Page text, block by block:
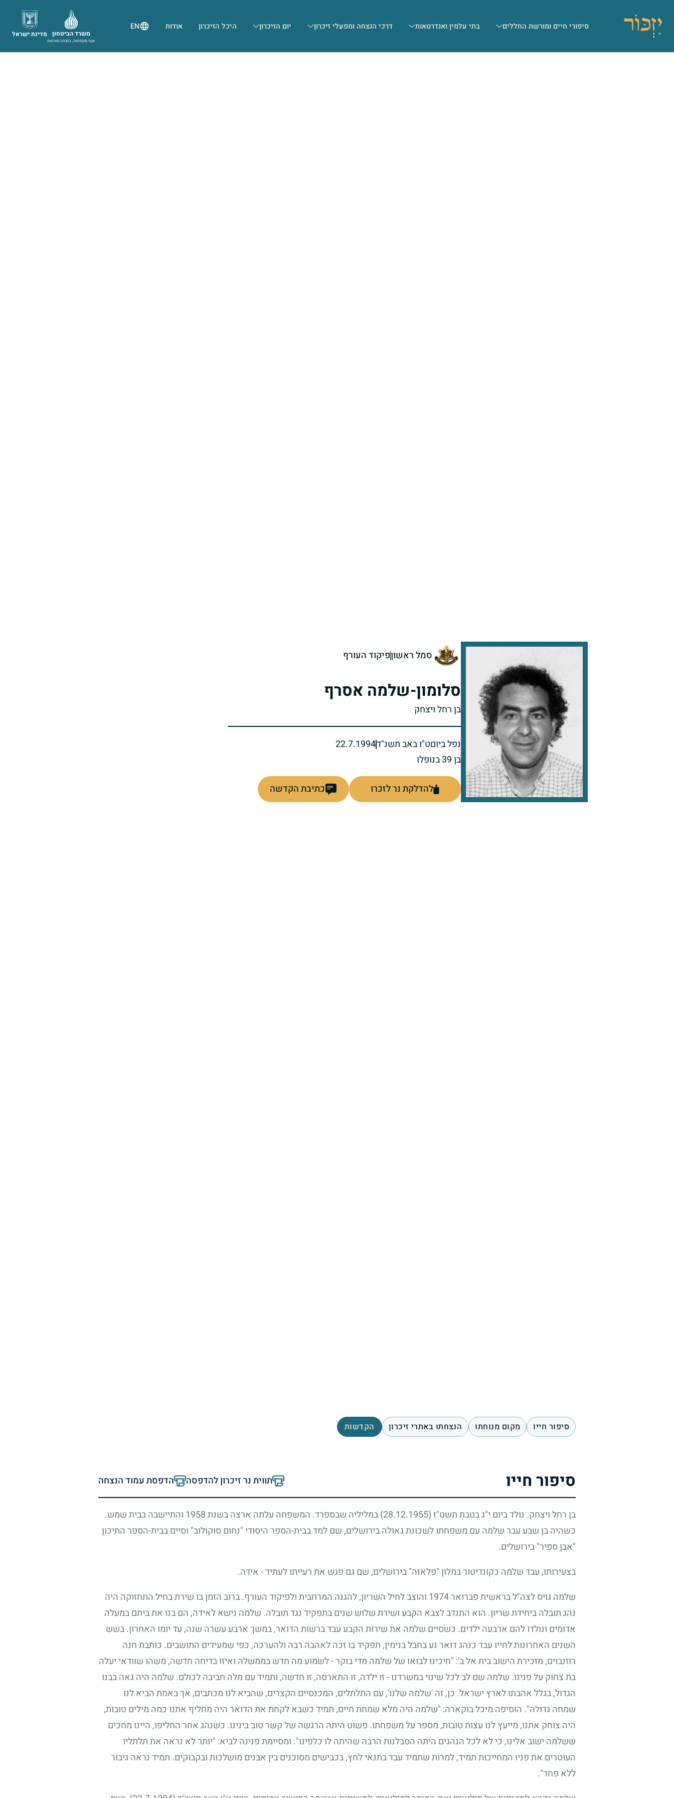
סיפורי חיים ומורשת החללים בתי עלמין ואנדרטאות דרכי הנצחה ומפעלי זיכרון יום הזיכרון היכל הזיכרון אודות EN
מדינת ישראל משרד הביטחון
אגף משפחות, הנצחה ומורשת
סמל ראשוןפיקוד העורף
סלומון-שלמה אסרף
בן רחל ויצחק
נפל ביוםט"ו באב תשנ"ד22.7.1994
בן 39 בנופלו
להדלקת נר לזכרו כתיבת הקדשה
סיפור חייו מקום מנוחתו הנצחתו באתרי זיכרון הקדשות
סיפור חייו תווית נר זיכרון להדפסה הדפסת עמוד הנצחה
בן רחל ויצחק. נולד ביום י"ג בטבת תשט"ז(28.12.1955) במליליה שבספרד. המשפחה עלתה ארצה בשנת1958 והתיישבה בבית שמש.
כשהיה בן שבע עבר שלמה עם משפחתו לשכונת גאולה בירושלים, שם למד בבית-הספר היסודי "נחום סוקולוב" וסיים בבית-הספר התיכון
"אבן ספיר" בירושלים.
בצעירותו, עבד שלמה כקונדיטור במלון "פלאזה" בירושלים, שם גם פגש את רעייתו לעתיד - אידה.
שלמה גויס לצה"ל בראשית פברואר1974 והוצב לחיל השריון, להגנה המרחבית ולפיקוד העורף. ברוב הזמן בו שירת בחיל התחזוקה היה
נהג תובלה ביחידת שריון. הוא התנדב לצבא הקבע ושירת שלוש שנים בתפקיד נגד תובלה. שלמה נישא לאידה, הם בנו את ביתם במעלה
אדומים ונולדו להם ארבעה ילדים. כשסיים שלמה את שירות הקבע עבד ברשות הדואר, במשך ארבע עשרה שנה, עד יומו האחרון. בשש
השנים האחרונות לחייו עבד כנהג דואר נע בחבל בנימין, תפקיד בו זכה לאהבה רבה ולהערכה, כפי שמעידים התושבים. כותבת חנה
רוזנבוים, מזכירת הישוב בית אל ב': "חיכינו לבואו של שלמה מדי בוקר - לשמוע מה חדש בממשלה ואיזו בדיחה חדשה, משהו שוודאי יעלה
בת צחוק על פנינו. שלמה שם לב לכל שינוי במשרדנו - זו ילדה, זו התארסה, זו חדשה, ותמיד עם מלה חביבה לכולם. שלמה היה גאה בבנו
הגדול, בגלל אהבתו לארץ ישראל. כן, זה 'שלמה שלנו', עם התלתלים, המכנסיים הקצרים, שהביא לנו מכתבים, אך באמת הביא לנו
שמחה גדולה". הוסיפה מיכל בוקארה: "שלמה היה מלא שמחת חיים, תמיד כשבא לקחת את הדואר היה מחליף אתנו כמה מילים טובות,
היה צוחק אתנו, מייעץ לנו עצות טובות, מספר על משפחתו. פשוט היתה הרגשה של קשר טוב בינינו. כשנהג אחר החליפו, היינו מחכים
ששלמה ישוב אלינו, כי לא לכל הנהגים היתה הסבלנות הרבה שהיתה לו כלפינו". ומסיימת פנינה לביא: "יותר לא נראה את תלתליו
העוטרים את פניו המחייכות תמיד, למרות שתמיד עבד בתנאי לחץ, בכבישים מסוכנים בין אבנים מושלכות ובקבוקים. תמיד נראה גיבור
ללא פחד".